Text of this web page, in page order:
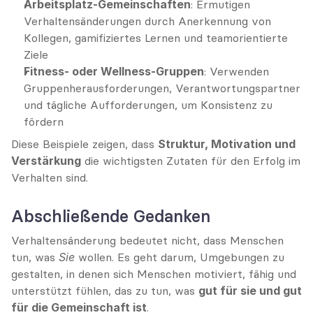
Arbeitsplatz-Gemeinschaften: Ermutigen
Verhaltensänderungen durch Anerkennung von
Kollegen, gamifiziertes Lernen und teamorientierte
Ziele
Fitness- oder Wellness-Gruppen: Verwenden
Gruppenherausforderungen, Verantwortungspartner
und tägliche Aufforderungen, um Konsistenz zu
fördern
Diese Beispiele zeigen, dass Struktur, Motivation und
Verstärkung die wichtigsten Zutaten für den Erfolg im
Verhalten sind.
Abschließende Gedanken
Verhaltensänderung bedeutet nicht, dass Menschen
tun, was Sie wollen. Es geht darum, Umgebungen zu
gestalten, in denen sich Menschen motiviert, fähig und
unterstützt fühlen, das zu tun, was gut für sie und gut
für die Gemeinschaft ist.